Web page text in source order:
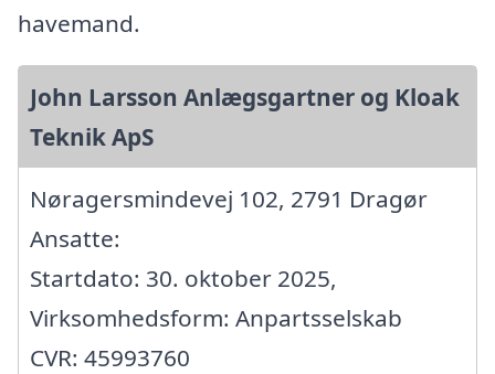
havemand.
John Larsson Anlægsgartner og Kloak
Teknik ApS
Nøragersmindevej 102, 2791 Dragør
Ansatte:
Startdato: 30. oktober 2025,
Virksomhedsform: Anpartsselskab
CVR: 45993760